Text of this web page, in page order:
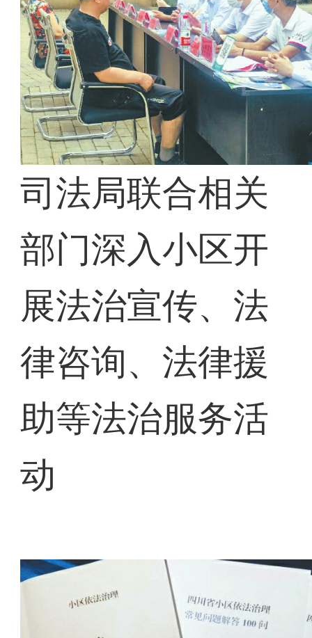
司法局联合相关
部门深入小区开
展法治宣传、法
律咨询、法律援
助等法治服务活
动